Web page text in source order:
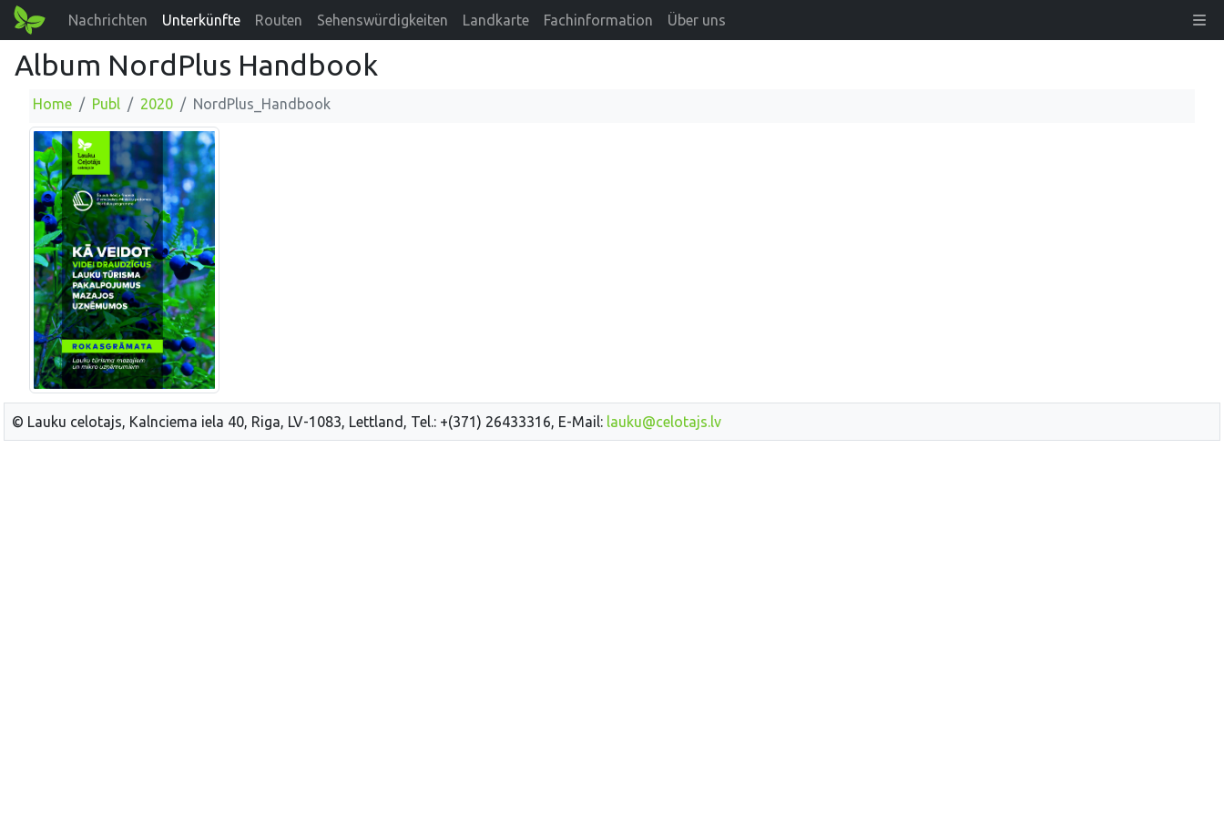
Nachrichten Unterkünfte Routen Sehenswürdigkeiten Landkarte Fachinformation Über uns
Album NordPlus Handbook
Home Publ 2020 NordPlus_Handbook
© Lauku celotajs, Kalnciema iela 40, Riga, LV-1083, Lettland, Tel.: +(371) 26433316, E-Mail: lauku@celotajs.lv